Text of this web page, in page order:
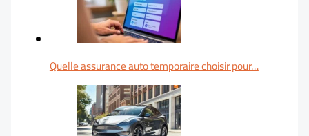
Quelle assurance auto temporaire choisir pour…